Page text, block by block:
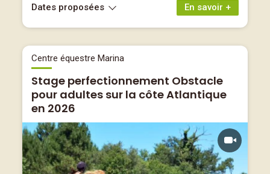
En savoir +
Dates proposées
Centre équestre Marina
Stage perfectionnement Obstacle
pour adultes sur la côte Atlantique
en 2026